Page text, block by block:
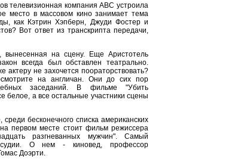
телевизионная компания АВС устроила
место в массовом кино занимает тема
как Кэтрин Хэпберн, Джуди Фостер и
Вот ответ из транскрипта передачи,
на сцену. Еще Аристотель
всегда был обставлен театрально.
актеру не захочется поораторствовать?
на англичан. Они до сих пор
заседаний. В фильме "Убить
белое, а все остальные участники сцены
бесконечного списка американских
первом месте стоит фильм режиссера
разгневанных мужчин". Самый
О нем - киновед, профессор
Доэрти.